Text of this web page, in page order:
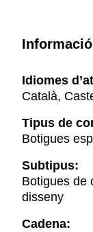
Idiomes
Català,
Tipus de
Botigues
Subtipus:
Botigues de
disseny
Cadena: